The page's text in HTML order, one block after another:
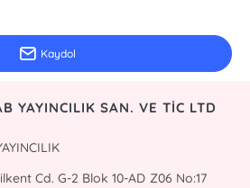
Kaydol
YAYINCILIK SAN. VE TİC LTD
Cd. G-2 Blok 10-AD Z06 No:17